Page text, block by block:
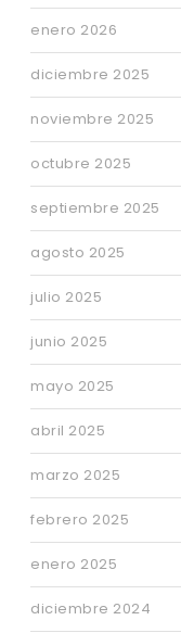
enero 2026
diciembre 2025
noviembre 2025
octubre 2025
septiembre 2025
agosto 2025
julio 2025
junio 2025
mayo 2025
abril 2025
marzo 2025
febrero 2025
enero 2025
diciembre 2024